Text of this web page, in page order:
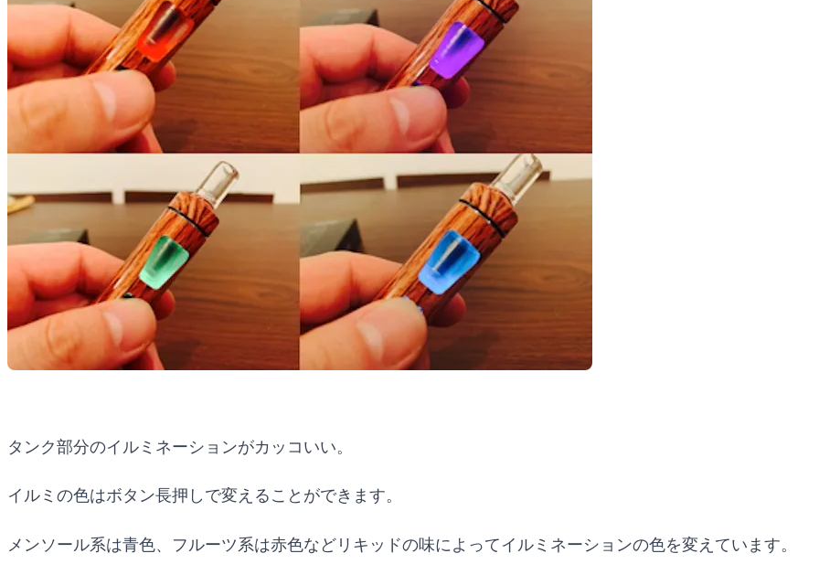
タンク部分のイルミネーションがカッコいい。
イルミの色はボタン長押しで変えることができます。
メンソール系は青色、フルーツ系は赤色などリキッドの味によってイルミネーションの色を変えています。